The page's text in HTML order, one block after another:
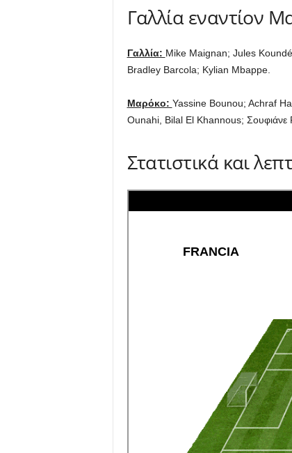
Γαλλία εναντίον
Γαλλία: Mike Maignan; Jules
Bradley Barcola; Kylian Mbappe.
Μαρόκο: Yassine Bounou; Achraf
Ounahi, Bilal El Khannous; Σουφιάνε
Στατιστικά και